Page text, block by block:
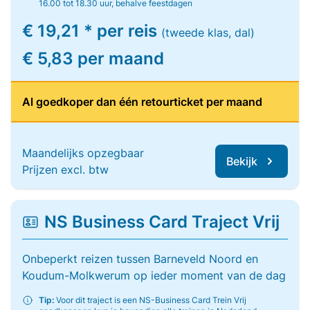
16.00 tot 18.30 uur, behalve feestdagen
€ 19,21 * per reis (tweede klas, dal)
€ 5,83 per maand
Al goedkoper dan één retourticket per maand
Maandelijks opzegbaar
Prijzen excl. btw
Bekijk
NS Business Card Traject Vrij
Onbeperkt reizen tussen Barneveld Noord en
Koudum-Molkwerum op ieder moment van de dag
Tip: Voor dit traject is een NS-Business Card Trein Vrij